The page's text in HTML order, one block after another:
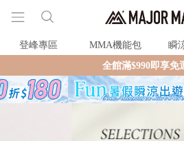
登峰專區 MMA機能包 瞬
全館滿$990即享免運🛒現